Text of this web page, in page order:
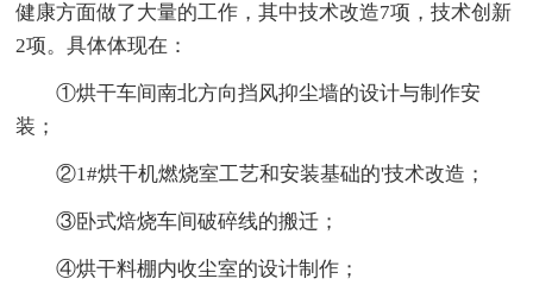
健康方面做了大量的工作，其中技术改造7项，技术创新
2项。具体体现在：
①烘干车间南北方向挡风抑尘墙的设计与制作安
装；
②1#烘干机燃烧室工艺和安装基础的'技术改造；
③卧式焙烧车间破碎线的搬迁；
④烘干料棚内收尘室的设计制作；